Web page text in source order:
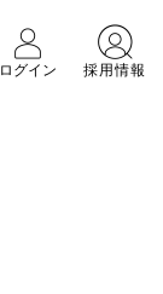
ログイン
採用情報